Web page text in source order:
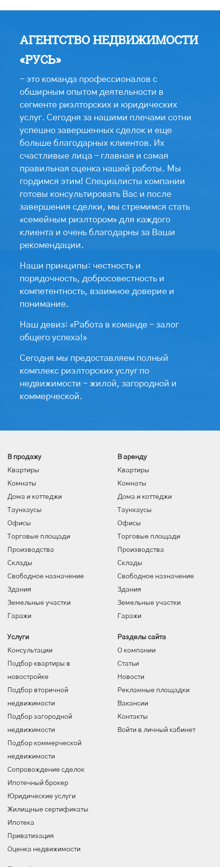
АГЕНТСТВО НЕДВИЖИМОСТИ
«РУСЬ»
- это команда профессионалов с
обширным опытом деятельности в
сегменте риэлторских и юридических
услуг. Сегодня за нашими плечами сотни
успешно завершенных сделок и еще
больше благодарных клиентов. Их
счастливые лица – главная и самая
правильная оценка нашей работы. Мы
гордимся этим! Специалисты компании
готовы консультировать Вас и после
завершения сделки, мы стремимся стать
«семейным риэлтором» для каждого
клиента и очень благодарны за Ваши
рекомендации.
Наши принципы: честность и
порядочность, добросовестность и
компетентность, взаимное доверие и
понимание.
Наш девиз: «Работа в команде - залог
общего успеха!»
Сегодня мы предоставляем полный
комплекс риэлторских услуг по
недвижимости - жилой, загородной и
коммерческой.
В продажу
Квартиры
Комнаты
Дома и коттеджи
Таунхаусы
Офисы
Торговые площади
Производства
Склады
Свободное назначение
Здания
Земельные участки
Гаражи
В аренду
Квартиры
Комнаты
Дома и коттеджи
Таунхаусы
Офисы
Торговые площади
Производства
Склады
Свободное назначение
Здания
Земельные участки
Гаражи
Услуги
Консультации
Подбор квартиры в
новостройке
Подбор вторичной
недвижимости
Подбор загородной
недвижимости
Подбор коммерческой
недвижимости
Сопровождение сделок
Ипотечный брокер
Юридические услуги
Жилищные сертификаты
Ипотека
Приватизация
Оценка недвижимости
Разделы сайта
О компании
Статьи
Новости
Рекламные площадки
Вакансии
Контакты
Войти в личный кабинет